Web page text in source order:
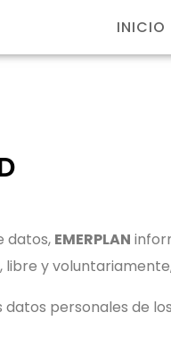
INICIO
datos, EMERPLAN
libre y
personales de